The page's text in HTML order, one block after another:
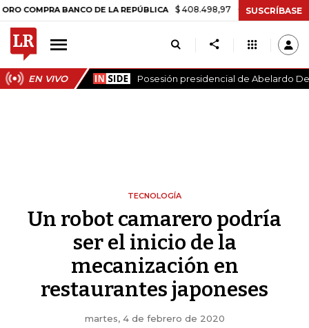
BANCO DE LA REPÚBLICA $ 408.498,97 +$ 8.753,81 +2,19%
SUSCRÍBASE
EN VIVO Posesión presidencial de Abelardo
TECNOLOGÍA
Un robot camarero podría
ser el inicio de la
mecanización en
restaurantes japoneses
martes, 4 de febrero de 2020